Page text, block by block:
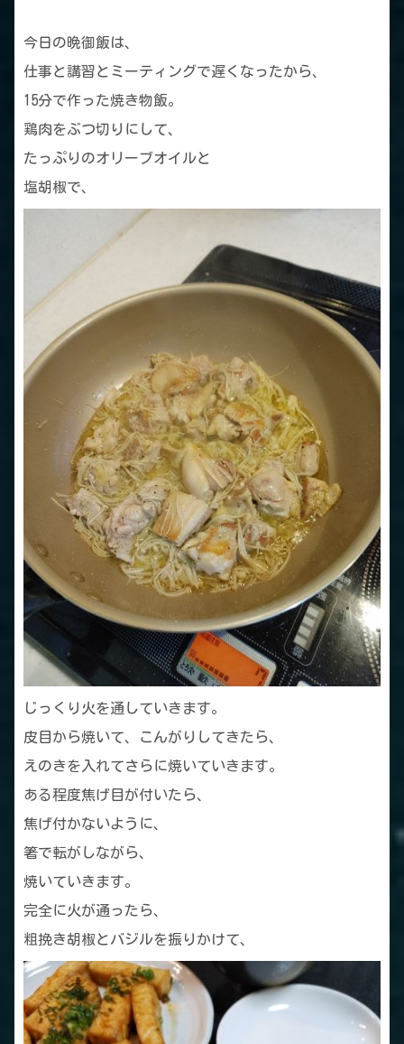
今日の晩御飯は、
仕事と講習とミーティングで遅くなったから、
15分で作った焼き物飯。
鶏肉をぶつ切りにして、
たっぷりのオリーブオイルと
塩胡椒で、
じっくり火を通していきます。
皮目から焼いて、こんがりしてきたら、
えのきを入れてさらに焼いていきます。
ある程度焦げ目が付いたら、
焦げ付かないように、
箸で転がしながら、
焼いていきます。
完全に火が通ったら、
粗挽き胡椒とバジルを振りかけて、